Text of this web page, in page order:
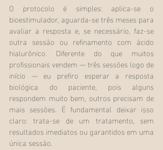
O protocolo é simples: aplica-se o
bioestimulador, aguarda-se três meses para
avaliar a resposta e, se necessário, faz-se
outra sessão ou refinamento com ácido
hialurônico. Diferente do que muitos
profissionais vendem — três sessões logo de
início — eu prefiro esperar a resposta
biológica do paciente, pois alguns
respondem muito bem, outros precisam de
mais sessões. É fundamental deixar isso
claro: trata-se de um tratamento, sem
resultados imediatos ou garantidos em uma
única sessão.